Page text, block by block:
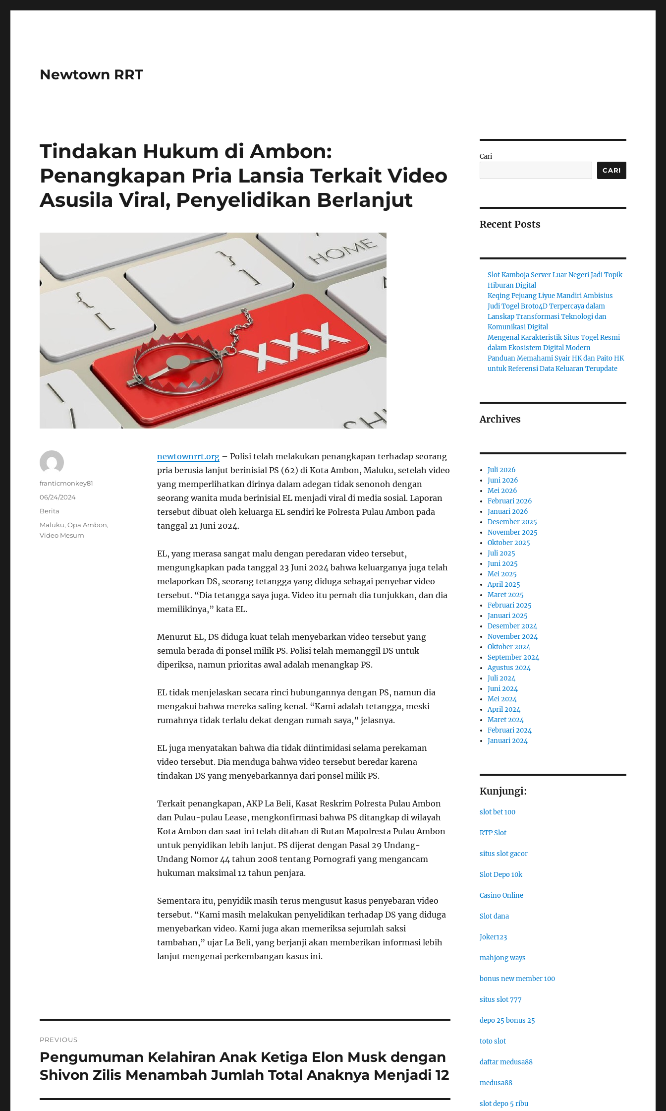
Newtown RRT
Tindakan Hukum di Ambon:
Penangkapan Pria Lansia Terkait Video
Asusila Viral, Penyelidikan Berlanjut
newtownrrt.org– Polisi telah melakukan penangkapan terhadap seorang
pria berusia lanjut berinisial PS (62) di Kota Ambon, Maluku, setelah video
yang memperlihatkan dirinya dalam adegan tidak senonoh dengan
seorang wanita muda berinisial EL menjadi viral di media sosial. Laporan
tersebut dibuat oleh keluarga EL sendiri ke Polresta Pulau Ambon pada
tanggal 21 Juni 2024.
EL, yang merasa sangat malu dengan peredaran video tersebut,
mengungkapkan pada tanggal 23 Juni 2024 bahwa keluarganya juga telah
melaporkan DS, seorang tetangga yang diduga sebagai penyebar video
tersebut. “Dia tetangga saya juga. Video itu pernah dia tunjukkan, dan dia
memilikinya,” kata EL.
Menurut EL, DS diduga kuat telah menyebarkan video tersebut yang
semula berada di ponsel milik PS. Polisi telah memanggil DS untuk
diperiksa, namun prioritas awal adalah menangkap PS.
EL tidak menjelaskan secara rinci hubungannya dengan PS, namun dia
mengakui bahwa mereka saling kenal. “Kami adalah tetangga, meski
rumahnya tidak terlalu dekat dengan rumah saya,” jelasnya.
EL juga menyatakan bahwa dia tidak diintimidasi selama perekaman
video tersebut. Dia menduga bahwa video tersebut beredar karena
tindakan DS yang menyebarkannya dari ponsel milik PS.
Terkait penangkapan, AKP La Beli, Kasat Reskrim Polresta Pulau Ambon
dan Pulau-pulau Lease, mengkonfirmasi bahwa PS ditangkap di wilayah
Kota Ambon dan saat ini telah ditahan di Rutan Mapolresta Pulau Ambon
untuk penyidikan lebih lanjut. PS dijerat dengan Pasal 29 Undang-
Undang Nomor 44 tahun 2008 tentang Pornografi yang mengancam
hukuman maksimal 12 tahun penjara.
Sementara itu, penyidik masih terus mengusut kasus penyebaran video
tersebut. “Kami masih melakukan penyelidikan terhadap DS yang diduga
menyebarkan video. Kami juga akan memeriksa sejumlah saksi
tambahan,” ujar La Beli, yang berjanji akan memberikan informasi lebih
lanjut mengenai perkembangan kasus ini.
Author
franticmonkey81
Posted
06/24/2024
Categories
Berita
Tags
Maluku,Opa Ambon,
Video Mesum
pos
PREVIOUS
Previous
post:
Pengumuman Kelahiran Anak Ketiga Elon Musk dengan
Shivon Zilis Menambah Jumlah Total Anaknya Menjadi 12
Cari
CARI
Recent Posts
Slot Kamboja Server Luar Negeri Jadi Topik
Hiburan Digital
Keqing Pejuang Liyue Mandiri Ambisius
Judi Togel Broto4D Terpercaya dalam
Lanskap Transformasi Teknologi dan
Komunikasi Digital
Mengenal Karakteristik Situs Togel Resmi
dalam Ekosistem Digital Modern
Panduan Memahami Syair HK dan Paito HK
untuk Referensi Data Keluaran Terupdate
Archives
Juli 2026
Juni 2026
Mei 2026
Februari 2026
Januari 2026
Desember 2025
November 2025
Oktober 2025
Juli 2025
Juni 2025
Mei 2025
April 2025
Maret 2025
Februari 2025
Januari 2025
Desember 2024
November 2024
Oktober 2024
September 2024
Agustus 2024
Juli 2024
Juni 2024
Mei 2024
April 2024
Maret 2024
Februari 2024
Januari 2024
Kunjungi:
slot bet 100
RTP Slot
situs slot gacor
Slot Depo 10k
Casino Online
Slot dana
Joker123
mahjong ways
bonus new member 100
situs slot 777
depo 25 bonus 25
toto slot
daftar medusa88
medusa88
slot depo 5 ribu